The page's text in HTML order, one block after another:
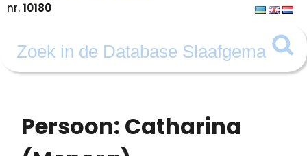
nr.10180
Persoon: Catharina